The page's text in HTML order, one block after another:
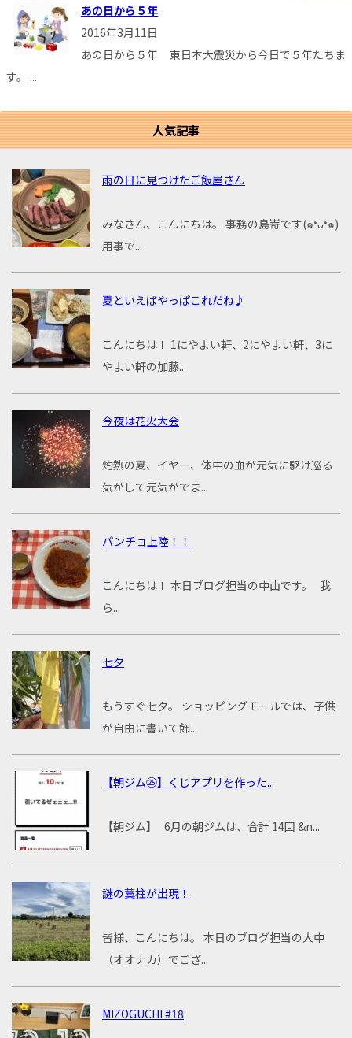
あの日から５年
2016年3月11日
あの日から５年 東日本大震災から今日で５年たちま
す。 ...
人気記事
雨の日に見つけたご飯屋さん
みなさん、こんにちは。 事務の島嵜です(๑❛ᴗ❛๑)
用事で...
夏といえばやっぱこれだね♪
こんにちは！ 1にやよい軒、2にやよい軒、3に
やよい軒の加藤...
今夜は花火大会
灼熱の夏、イヤー、体中の血が元気に駆け巡る
気がして元気がでま...
パンチョ上陸！！
こんにちは！ 本日ブログ担当の中山です。 我
ら...
七夕
もうすぐ七夕。 ショッピングモールでは、子供
が自由に書いて飾...
【朝ジム㉕】くじアプリを作った...
【朝ジム】 6月の朝ジムは、合計 14回 &n...
謎の藁柱が出現！
皆様、こんにちは。 本日のブログ担当の大中
（オオナカ）でござ...
MIZOGUCHI #18